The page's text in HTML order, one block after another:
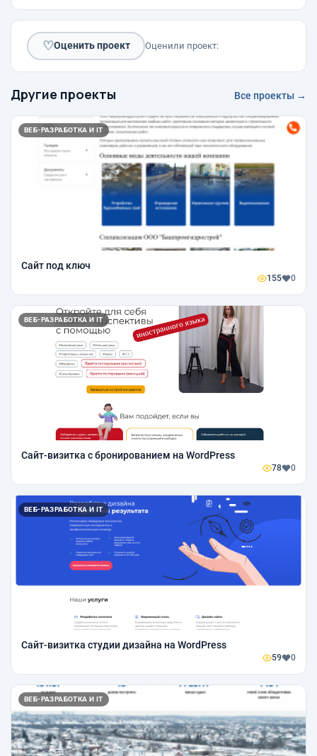
♡Оценить проект Оценили проект:
Другие проекты Все проекты →
ВЕБ-РАЗРАБОТКА И IT
Сайт под ключ
155 0
ВЕБ-РАЗРАБОТКА И IT
Сайт-визитка с бронированием на WordPress
78 0
ВЕБ-РАЗРАБОТКА И IT
Сайт-визитка студии дизайна на WordPress
59 0
ВЕБ-РАЗРАБОТКА И IT